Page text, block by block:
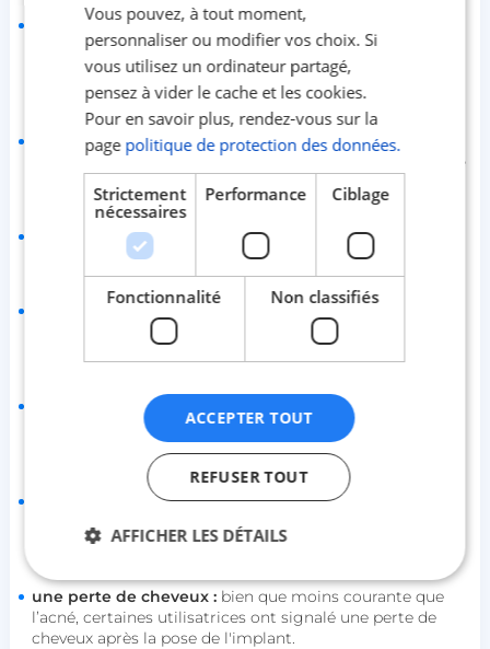
des maux de tête: l'implant peut provoquer des maux
de tête voire des migraines, en particulier durant les
premières semaines après sa pose, alors que ton corps
s'adapte à l'hormone.
une prise de poids: l’implant peut causer une
augmentation de l’appétit chez certaines femmes, chose
: l'implant peut avoir un effet sur la peau, en
l’acné si tu en as déjà souffert
plus sujettes aux
infections vaginalesaprès la pose de
un changement d’humeur :
l'implant peut influencer
l'humeur, provoquant parfois des sentiments de
dépression, de nervosité ou d'irritabilité.
une diminution de la libido :une baisse du désir sexuel
utilisant l'implant.
une perte de cheveux :bien que moins courante que
l’acné, certaines utilisatrices ont signalé une perte de
cheveux après la pose de l'implant.
Vous pouvez, à tout moment,
personnaliser ou modifier vos choix. Si
vous utilisez un ordinateur partagé,
pensez à vider le cache et les cookies.
Pour en savoir plus, rendez-vous sur la
page politique de protection des données.
Strictement
nécessaires
Performance Ciblage
Fonctionnalité Non classifiés
ACCEPTER TOUT
REFUSER TOUT
AFFICHER LES DÉTAILS
Strictement nécessaires
Performance